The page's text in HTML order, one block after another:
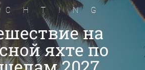
на
яхте по